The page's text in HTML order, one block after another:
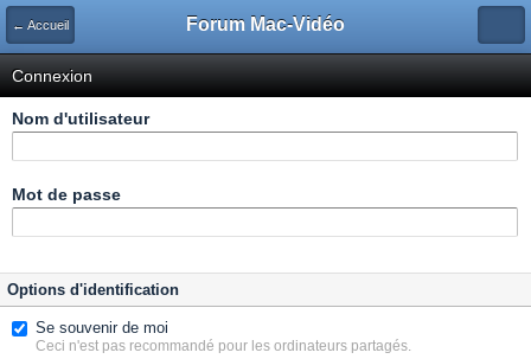
← Accueil Forum Mac-Vidéo
Connexion
Nom d'utilisateur
Mot de passe
Options d'identification
Se souvenir de moi
Ceci n'est pas recommandé pour les ordinateurs partagés.